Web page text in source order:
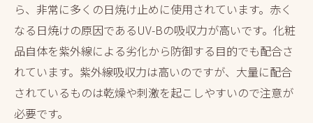
ら、非常に多くの日焼け止めに使用されています。赤く
なる日焼けの原因であるUV-Bの吸収力が高いです。化粧
品自体を紫外線による劣化から防御する目的でも配合さ
れています。 紫外線吸収力は高いのですが、大量に配合
されているものは乾燥や刺激を起こしやすいので注意が
必要です。